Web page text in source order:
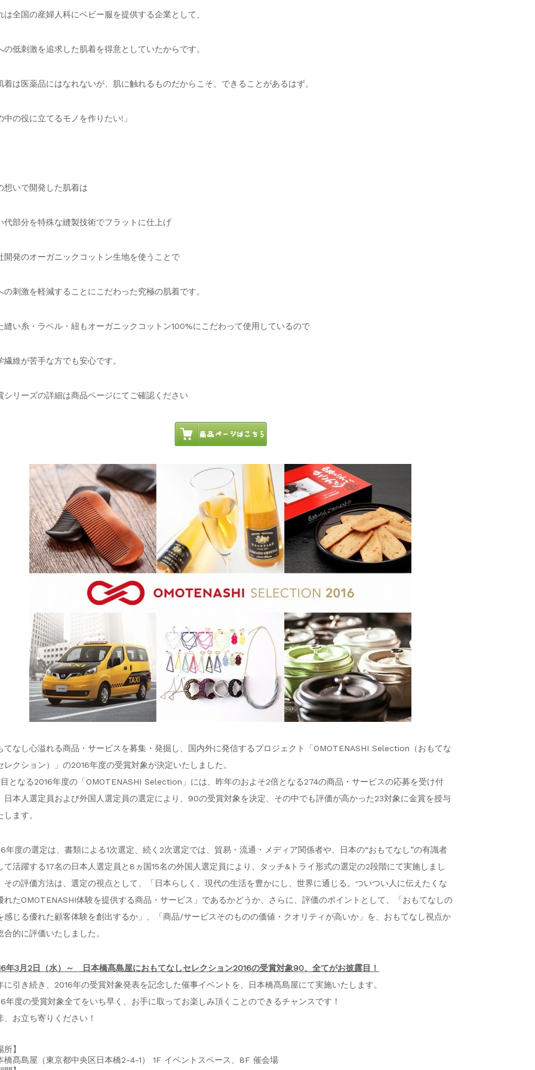
は全国の産婦人科にベビー服を提供する企業として、
の低刺激を追求した肌着を得意としていたからです。
着は医薬品にはなれないが、肌に触れるものだからこそ、できることがあるはず。
中の役に立てるモノを作りたい!」
想いで開発した肌着は
代部分を特殊な縫製技術でフラットに仕上げ
開発のオーガニックコットン生地を使うことで
の刺激を軽減することにこだわった究極の肌着です。
縫い糸・ラベル・紐もオーガニックコットン100%にこだわって使用しているので
繊維が苦手な方でも安心です。
シリーズの詳細は商品ページにてご確認ください
てなし心溢れる商品・サービスを募集・発掘し、国内外に発信するプロジェクト「OMOTENASHI Selection（おもてな
レクション）」の2016年度の受賞対象が決定いたしました。
となる2016年度の「OMOTENASHI Selection」には、昨年のおよそ2倍となる274の商品・サービスの応募を受け付
日本人選定員および外国人選定員の選定により、90の受賞対象を決定、その中でも評価が高かった23対象に金賞を授与
します。
年度の選定は、書類による1次選定、続く2次選定では、貿易・流通・メディア関係者や、日本の“おもてなし”の有識者
て活躍する17名の日本人選定員と8ヵ国15名の外国人選定員により、タッチ&トライ形式の選定の2段階にて実施しまし
その評価方法は、選定の視点として、「日本らしく、現代の生活を豊かにし、世界に通じる。ついつい人に伝えたくな
れたOMOTENASHI体験を提供する商品・サービス」であるかどうか、さらに、評価のポイントとして、「おもてなしの
感じる優れた顧客体験を創出するか」、「商品/サービスそのものの価値・クオリティが高いか」を、おもてなし視点か
合的に評価いたしました。
年3月2日（水）～ 日本橋髙島屋におもてなしセレクション2016の受賞対象90、全てがお披露目！
に引き続き、2016年の受賞対象発表を記念した催事イベントを、日本橋髙島屋にて実施いたします。
年度の受賞対象全てをいち早く、お手に取ってお楽しみ頂くことのできるチャンスです！
、お立ち寄りください！
所】
橋髙島屋（東京都中央区日本橋2-4-1） 1F イベントスペース、8F 催会場